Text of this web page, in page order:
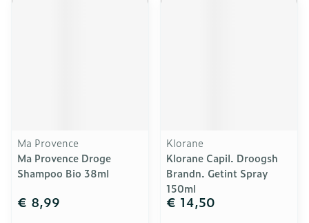
Ma Provence
Ma Provence Droge
Shampoo Bio 38ml
€ 8,99
Klorane
Klorane Capil. Droogsh
Brandn. Getint Spray
150ml
€ 14,50